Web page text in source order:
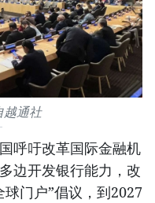
越通社
呼吁改革国际金融机
边开发银行能力，改
门户”倡议，到2027